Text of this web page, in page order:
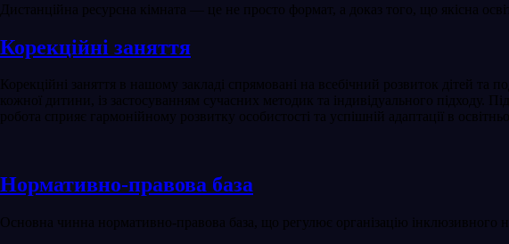
Дистанційна ресурсна кімната — це не просто формат, а доказ того, що якісна
Корекційні заняття
Корекційні заняття в нашому закладі спрямовані на всебічний розвиток дітей
кожної дитини, із застосуванням сучасних методик та індивідуального підходу.
робота сприяє гармонійному розвитку особистості та успішній адаптації в
Нормативно-правова база
Основна чинна нормативно-правова база, що регулює організацію інклюзивного